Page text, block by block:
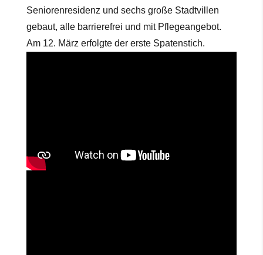
Seniorenresidenz und sechs große Stadtvillen
gebaut, alle barrierefrei und mit Pflegeangebot.
Am 12. März erfolgte der erste Spatenstich.